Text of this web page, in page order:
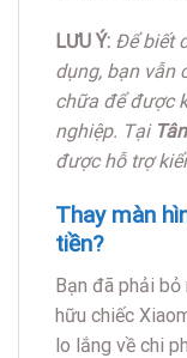
LƯU Ý: Để biết
dụng, bạn vẫn
chữa để được
nghiệp. Tại
được hỗ trợ
Thay màn
tiền?
Bạn đã phải
hữu chiếc
lo lắng về chi